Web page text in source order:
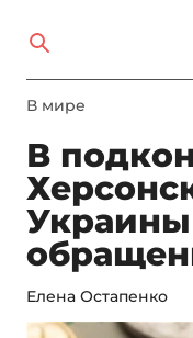
В мире
В
Украины
Елена Остапенко